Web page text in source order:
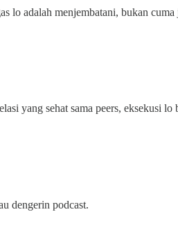
lo adalah menjembatani, bukan
yang sehat sama peers, eksekusi lo
dengerin podcast.